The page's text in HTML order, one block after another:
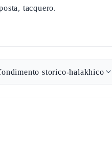
tacquero.
storico-halakhico